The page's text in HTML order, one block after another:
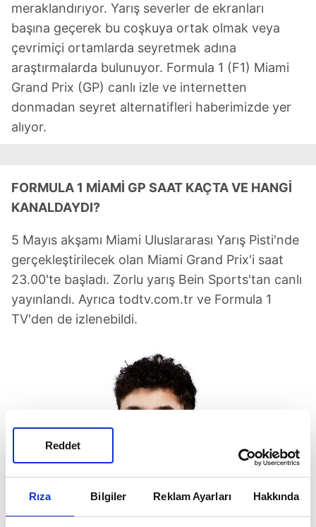
Rıza Bilgiler Reklam Ayarları Hakkında
Reddet
meraklandırıyor. Yarış severler de ekranları
başına geçerek bu coşkuya ortak olmak veya
çevrimiçi ortamlarda seyretmek adına
araştırmalarda bulunuyor. Formula 1 (F1) Miami
Grand Prix (GP) canlı izle ve internetten
donmadan seyret alternatifleri haberimizde yer
alıyor.
FORMULA 1 MİAMİ GP SAAT KAÇTA VE HANGİ
KANALDAYDI?
5 Mayıs akşamı Miami Uluslararası Yarış Pisti'nde
gerçekleştirilecek olan Miami Grand Prix'i saat
23.00'te başladı. Zorlu yarış Bein Sports'tan canlı
yayınlandı. Ayrıca todtv.com.tr ve Formula 1
TV'den de izlenebildi.